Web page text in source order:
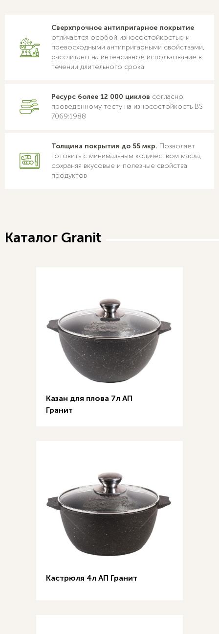
Сверхпрочное антипригарное покрытие
отличается особой износостойкостью и
превосходными антипригарными свойствами,
рассчитано на интенсивное использование в
течении длительного срока
Ресурс более 12 000 циклов согласно
проведенному тесту на износостойкость BS
7069:1988
Толщина покрытия до 55 мкр. Позволяет
готовить с минимальным количеством масла,
сохраняя вкусовые и полезные свойства
продуктов
Каталог Granit
Казан для плова 7л АП
Гранит
Кастрюля 4л АП Гранит